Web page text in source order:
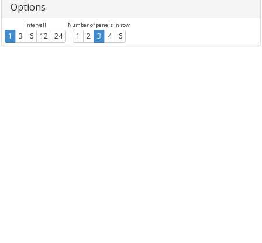
Options
Intervall
1 3 6 12 24
Number of panels in row
1 2 3 4 6